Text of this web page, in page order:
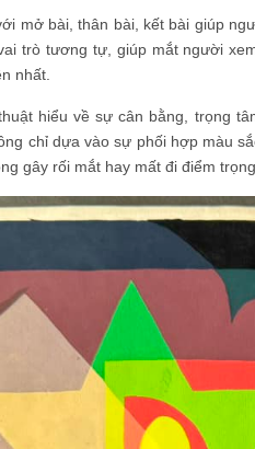
mở bài, thân bài, kết bài giúp
trò tương tự, giúp mắt người
nhất.
hiểu về sự cân bằng, trọng
chỉ dựa vào sự phối hợp màu
gây rối mắt hay mất đi điểm trọng